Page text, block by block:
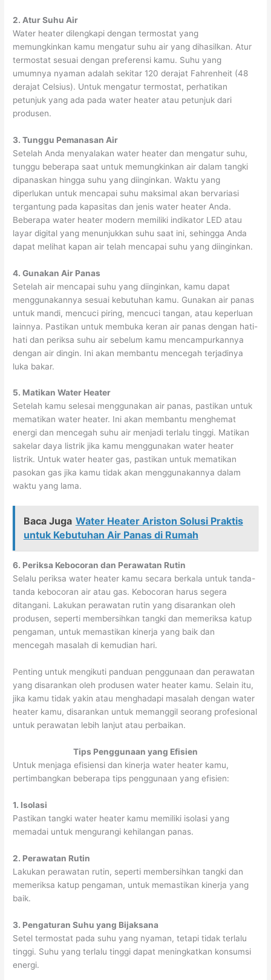
2. Atur Suhu Air
Water heater dilengkapi dengan termostat yang
memungkinkan kamu mengatur suhu air yang dihasilkan. Atur
termostat sesuai dengan preferensi kamu. Suhu yang
umumnya nyaman adalah sekitar 120 derajat Fahrenheit (48
derajat Celsius). Untuk mengatur termostat, perhatikan
petunjuk yang ada pada water heater atau petunjuk dari
produsen.
3. Tunggu Pemanasan Air
Setelah Anda menyalakan water heater dan mengatur suhu,
tunggu beberapa saat untuk memungkinkan air dalam tangki
dipanaskan hingga suhu yang diinginkan. Waktu yang
diperlukan untuk mencapai suhu maksimal akan bervariasi
tergantung pada kapasitas dan jenis water heater Anda.
Beberapa water heater modern memiliki indikator LED atau
layar digital yang menunjukkan suhu saat ini, sehingga Anda
dapat melihat kapan air telah mencapai suhu yang diinginkan.
4. Gunakan Air Panas
Setelah air mencapai suhu yang diinginkan, kamu dapat
menggunakannya sesuai kebutuhan kamu. Gunakan air panas
untuk mandi, mencuci piring, mencuci tangan, atau keperluan
lainnya. Pastikan untuk membuka keran air panas dengan hati-
hati dan periksa suhu air sebelum kamu mencampurkannya
dengan air dingin. Ini akan membantu mencegah terjadinya
luka bakar.
5. Matikan Water Heater
Setelah kamu selesai menggunakan air panas, pastikan untuk
mematikan water heater. Ini akan membantu menghemat
energi dan mencegah suhu air menjadi terlalu tinggi. Matikan
sakelar daya listrik jika kamu menggunakan water heater
listrik. Untuk water heater gas, pastikan untuk mematikan
pasokan gas jika kamu tidak akan menggunakannya dalam
waktu yang lama.
Baca Juga Water Heater Ariston Solusi Praktis
untuk Kebutuhan Air Panas di Rumah
6. Periksa Kebocoran dan Perawatan Rutin
Selalu periksa water heater kamu secara berkala untuk tanda-
tanda kebocoran air atau gas. Kebocoran harus segera
ditangani. Lakukan perawatan rutin yang disarankan oleh
produsen, seperti membersihkan tangki dan memeriksa katup
pengaman, untuk memastikan kinerja yang baik dan
mencegah masalah di kemudian hari.
Penting untuk mengikuti panduan penggunaan dan perawatan
yang disarankan oleh produsen water heater kamu. Selain itu,
jika kamu tidak yakin atau menghadapi masalah dengan water
heater kamu, disarankan untuk memanggil seorang profesional
untuk perawatan lebih lanjut atau perbaikan.
Tips Penggunaan yang Efisien
Untuk menjaga efisiensi dan kinerja water heater kamu,
pertimbangkan beberapa tips penggunaan yang efisien:
1. Isolasi
Pastikan tangki water heater kamu memiliki isolasi yang
memadai untuk mengurangi kehilangan panas.
2. Perawatan Rutin
Lakukan perawatan rutin, seperti membersihkan tangki dan
memeriksa katup pengaman, untuk memastikan kinerja yang
baik.
3. Pengaturan Suhu yang Bijaksana
Setel termostat pada suhu yang nyaman, tetapi tidak terlalu
tinggi. Suhu yang terlalu tinggi dapat meningkatkan konsumsi
energi.